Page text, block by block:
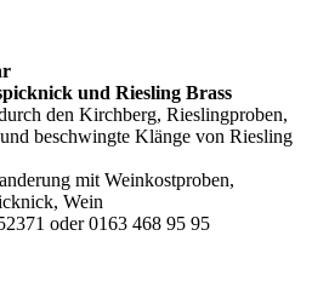
und Riesling Brass
den Kirchberg, Rieslingproben,
beschwingte Klänge von Riesling
mit Weinkostproben,
Wein
oder 0163 468 95 95